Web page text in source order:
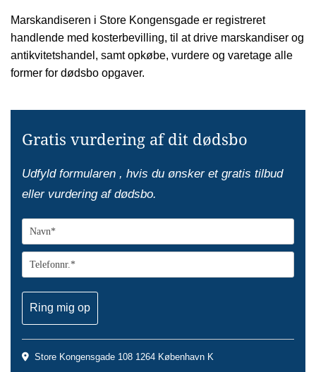
Marskandiseren i Store Kongensgade er registreret
handlende med kosterbevilling, til at drive marskandiser og
antikvitetshandel, samt opkøbe, vurdere og varetage alle
former for dødsbo opgaver.
Gratis vurdering af dit dødsbo
Udfyld formularen , hvis du ønsker et gratis tilbud
eller vurdering af dødsbo.
 Store Kongensgade 108 1264 København K